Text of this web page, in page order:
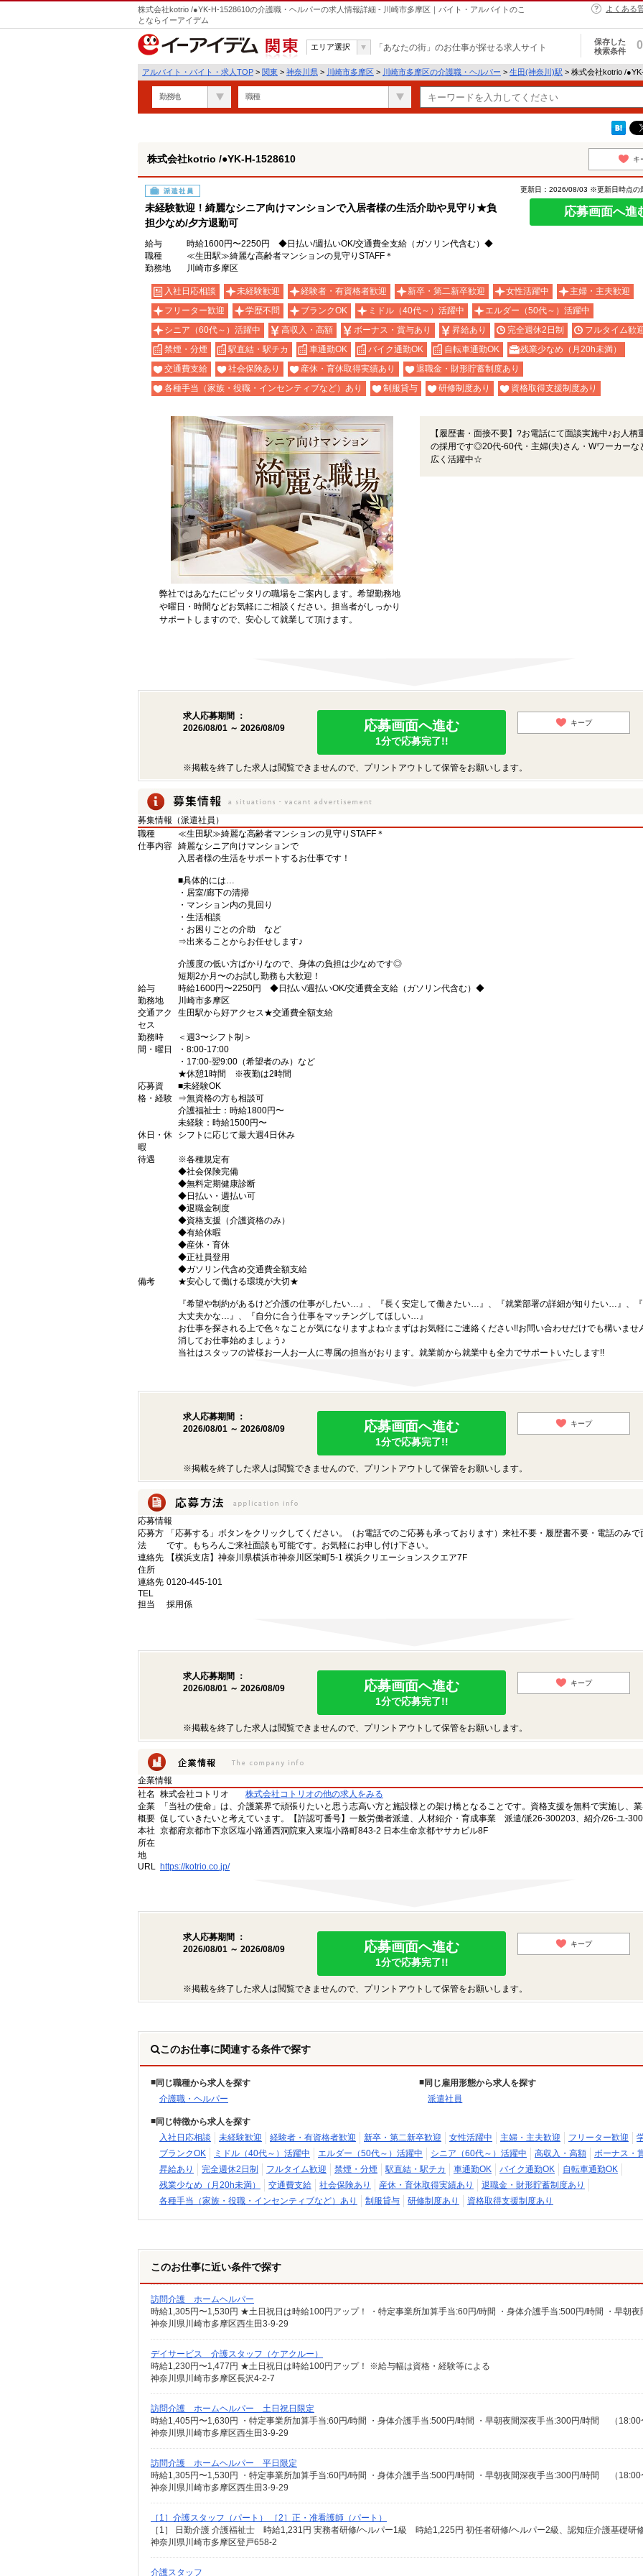
株式会社kotrio /●YK-H-1528610の介護職・ヘルパーの求人情報詳細 - 川崎市多摩区｜バイト・アルバイトのこ
とならイーアイデム
よくある
関東
エリア選択 「あなたの街」のお仕事が探せる求人サイト
保存した
検索条件
0
アルバイト・バイト・求人TOP > 関東 > 神奈川県 > 川崎市多摩区 > 川崎市多摩区の介護職・ヘルパー > 生田(神奈川)駅 > 株式会社kotrio /
勤務地 職種
株式会社kotrio /●YK-H-1528610 キ
派遣社員
未経験歓迎！綺麗なシニア向けマンションで入居者様の生活介助や見守り★負
担少なめ/夕方退勤可
更新日：2026/08/03 ※更新日時点の
応募画面へ進
給与
時給1600円〜2250円 ◆日払い/週払いOK/交通費全支給（ガソリン代含む）◆
職種
≪生田駅≫綺麗な高齢者マンションの見守りSTAFF＊
勤務地
川崎市多摩区
入社日応相談 未経験歓迎 経験者・有資格者歓迎 新卒・第二新卒歓迎 女性活躍中
主婦・主夫歓迎
フリーター歓迎
学歴不問 ブランクOK ミドル（40代～）活躍中
エルダー（50代～）活躍中
シニア（60代～）活躍中
高収入・高額 ボーナス・賞与あり 昇給あり 完全週休2日制
フルタイム歓
禁煙・分煙
駅直結・駅チカ 車通勤OK バイク通勤OK 自転車通勤OK
残業少なめ（月20h未満）
交通費支給
社会保険あり 産休・育休取得実績あり
退職金・財形貯蓄制度あり
各種手当（家族・役職・インセンティブなど）あり
制服貸与 研修制度あり 資格取得支援制度あり
弊社ではあなたにピッタリの職場をご案内します。希望勤務地
や曜日・時間などお気軽にご相談ください。担当者がしっかり
サポートしますので、安心して就業して頂けます。
【履歴書・面接不要】?お電話にて面談実施中♪お人柄
の採用です◎20代-60代・主婦(夫)さん・Wワーカーな
広く活躍中☆
求人応募期間 ：
2026/08/01 ～ 2026/08/09
応募画面へ進む
1分で応募完了!!
キープ
※掲載を終了した求人は閲覧できませんので、プリントアウトして保管をお願いします。
募集情報（派遣社員）
職種
≪生田駅≫綺麗な高齢者マンションの見守りSTAFF＊
仕事内容 綺麗なシニア向けマンションで
入居者様の生活をサポートするお仕事です！
■具体的には…
・居室/廊下の清掃
・マンション内の見回り
・生活相談
・お困りごとの介助 など
⇒出来ることからお任せします♪
介護度の低い方ばかりなので、身体の負担は少なめです◎
短期2か月〜のお試し勤務も大歓迎！
給与
時給1600円〜2250円 ◆日払い/週払いOK/交通費全支給（ガソリン代含む）◆
勤務地
川崎市多摩区
交通アク
セス
生田駅から好アクセス★交通費全額支給
勤務時
間・曜日
＜週3〜シフト制＞
・8:00-17:00
・17:00-翌9:00（希望者のみ）など
★休憩1時間 ※夜勤は2時間
応募資
格・経験
■未経験OK
⇒無資格の方も相談可
介護福祉士：時給1800円〜
未経験：時給1500円〜
休日・休
暇
シフトに応じて最大週4日休み
待遇
※各種規定有
◆社会保険完備
◆無料定期健康診断
◆日払い・週払い可
◆退職金制度
◆資格支援（介護資格のみ）
◆有給休暇
◆産休・育休
◆正社員登用
◆ガソリン代含め交通費全額支給
備考
★安心して働ける環境が大切★
『希望や制約があるけど介護の仕事がしたい…』、『長く安定して働きたい…』、『就業部署の詳細が知りたい…』、
大丈夫かな…』、『自分に合う仕事をマッチングしてほしい…』
お仕事を探される上で色々なことが気になりますよね☆まずはお気軽にご連絡ください!!お問い合わせだけでも構いませ
消してお仕事始めましょう♪
当社はスタッフの皆様お一人お一人に専属の担当がおります。就業前から就業中も全力でサポートいたします!!
求人応募期間 ：
2026/08/01 ～ 2026/08/09
応募画面へ進む
1分で応募完了!!
キープ
※掲載を終了した求人は閲覧できませんので、プリントアウトして保管をお願いします。
応募情報
応募方
法
「応募する」ボタンをクリックしてください。（お電話でのご応募も承っております）来社不要・履歴書不要・電話のみで
です。もちろんご来社面談も可能です。お気軽にお申し付け下さい。
連絡先
住所
【横浜支店】神奈川県横浜市神奈川区栄町5-1 横浜クリエーションスクエア7F
連絡先
TEL
0120-445-101
担当 採用係
求人応募期間 ：
2026/08/01 ～ 2026/08/09
応募画面へ進む
1分で応募完了!!
キープ
※掲載を終了した求人は閲覧できませんので、プリントアウトして保管をお願いします。
企業情報
社名
株式会社コトリオ
株式会社コトリオの他の求人をみる
企業
概要
「当社の使命」は、介護業界で頑張りたいと思う志高い方と施設様との架け橋となることです。資格支援を無料で実施し、
促していきたいと考えています。【許認可番号】一般労働者派遣、人材紹介・育成事業 派遣/派26-300203、紹介/26-ユ-
本社
所在
地
京都府京都市下京区塩小路通西洞院東入東塩小路町843-2 日本生命京都ヤサカビル8F
URL https://kotrio.co.jp/
求人応募期間 ：
2026/08/01 ～ 2026/08/09
応募画面へ進む
1分で応募完了!!
キープ
※掲載を終了した求人は閲覧できませんので、プリントアウトして保管をお願いします。
このお仕事に関連する条件で探す
同じ職種から求人を探す
介護職・ヘルパー
同じ雇用形態から求人を探す
派遣社員
同じ特徴から求人を探す
入社日応相談
未経験歓迎 経験者・有資格者歓迎 新卒・第二新卒歓迎 女性活躍中 主婦・主夫歓迎 フリーター歓迎
ブランクOK
ミドル（40代～）活躍中 エルダー（50代～）活躍中 シニア（60代～）活躍中 高収入・高額
ボーナス・
昇給あり
完全週休2日制 フルタイム歓迎 禁煙・分煙 駅直結・駅チカ 車通勤OK バイク通勤OK
自転車通勤OK
残業少なめ（月20h未満）
交通費支給 社会保険あり 産休・育休取得実績あり
退職金・財形貯蓄制度あり
各種手当（家族・役職・インセンティブなど）あり
制服貸与 研修制度あり 資格取得支援制度あり
このお仕事に近い条件で探す
訪問介護 ホームヘルパー
神奈川県川崎市多摩区西生田3-9-29
デイサービス 介護スタッフ（ケアクルー）
時給1,230円〜1,477円 ★土日祝日は時給100円アップ！ ※給与幅は資格・経験等による
神奈川県川崎市多摩区長沢4-2-7
訪問介護 ホームヘルパー 土日祝日限定
神奈川県川崎市多摩区西生田3-9-29
訪問介護 ホームヘルパー 平日限定
神奈川県川崎市多摩区西生田3-9-29
［1］介護スタッフ（パート） ［2］正・准看護師（パート）
神奈川県川崎市多摩区登戸658-2
介護スタッフ